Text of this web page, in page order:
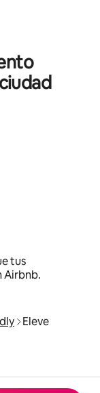
tus
Airbnb.
Eleve